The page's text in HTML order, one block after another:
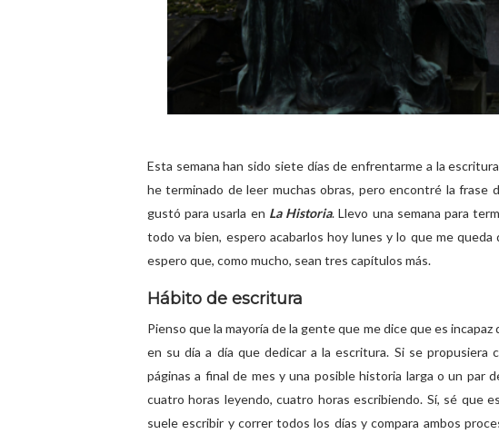
Esta semana han sido siete días de enfrentarme a la
he terminado de leer muchas obras, pero encontré la frase
gustó para usarla en La Historia. Llevo una semana para
todo va bien, espero acabarlos hoy lunes y lo que me
espero que, como mucho, sean tres capítulos más.
Hábito de escritura
Pienso que la mayoría de la gente que me dice que es
en su día a día que dedicar a la escritura. Si se
páginas a final de mes y una posible historia larga o un par
cuatro horas leyendo, cuatro horas escribiendo. Sí, sé que
suele escribir y correr todos los días y compara ambos